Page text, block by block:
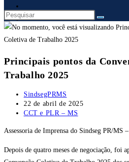
site
Principais pontos da
Trabalho 2025
Autor
do
post:
SindsegPRMS
Post
publicado:
22 de abril de 2025
Categoria
post:
CCT e PLR – MS
Assessoria de Imprensa do Sindseg PR/MS
Depois de quatro meses de negociação, foi